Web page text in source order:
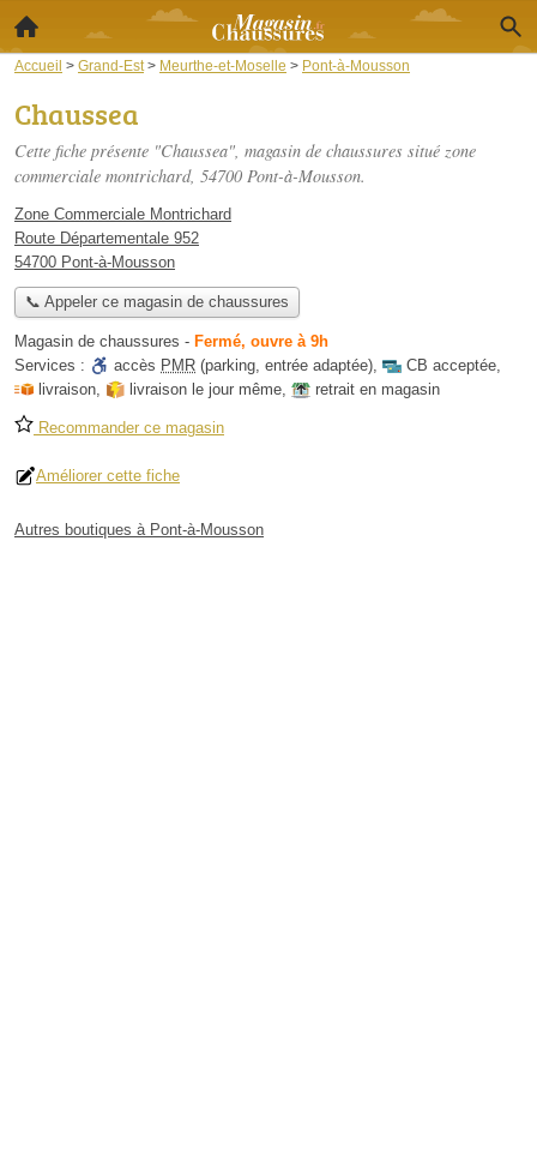
Accueil > Grand-Est > Meurthe-et-Moselle > Pont-à-Mousson
Chaussea
Cette fiche présente "Chaussea", magasin de chaussures situé zone
commerciale montrichard, 54700 Pont-à-Mousson.
Zone Commerciale Montrichard
Route Départementale 952
54700 Pont-à-Mousson
📞 Appeler ce magasin de chaussures
Magasin de chaussures - Fermé, ouvre à 9h
Services :
accès PMR (parking, entrée adaptée), CB acceptée,
livraison, livraison le jour même, retrait en magasin
Recommander ce magasin
Améliorer cette fiche
Autres boutiques à Pont-à-Mousson